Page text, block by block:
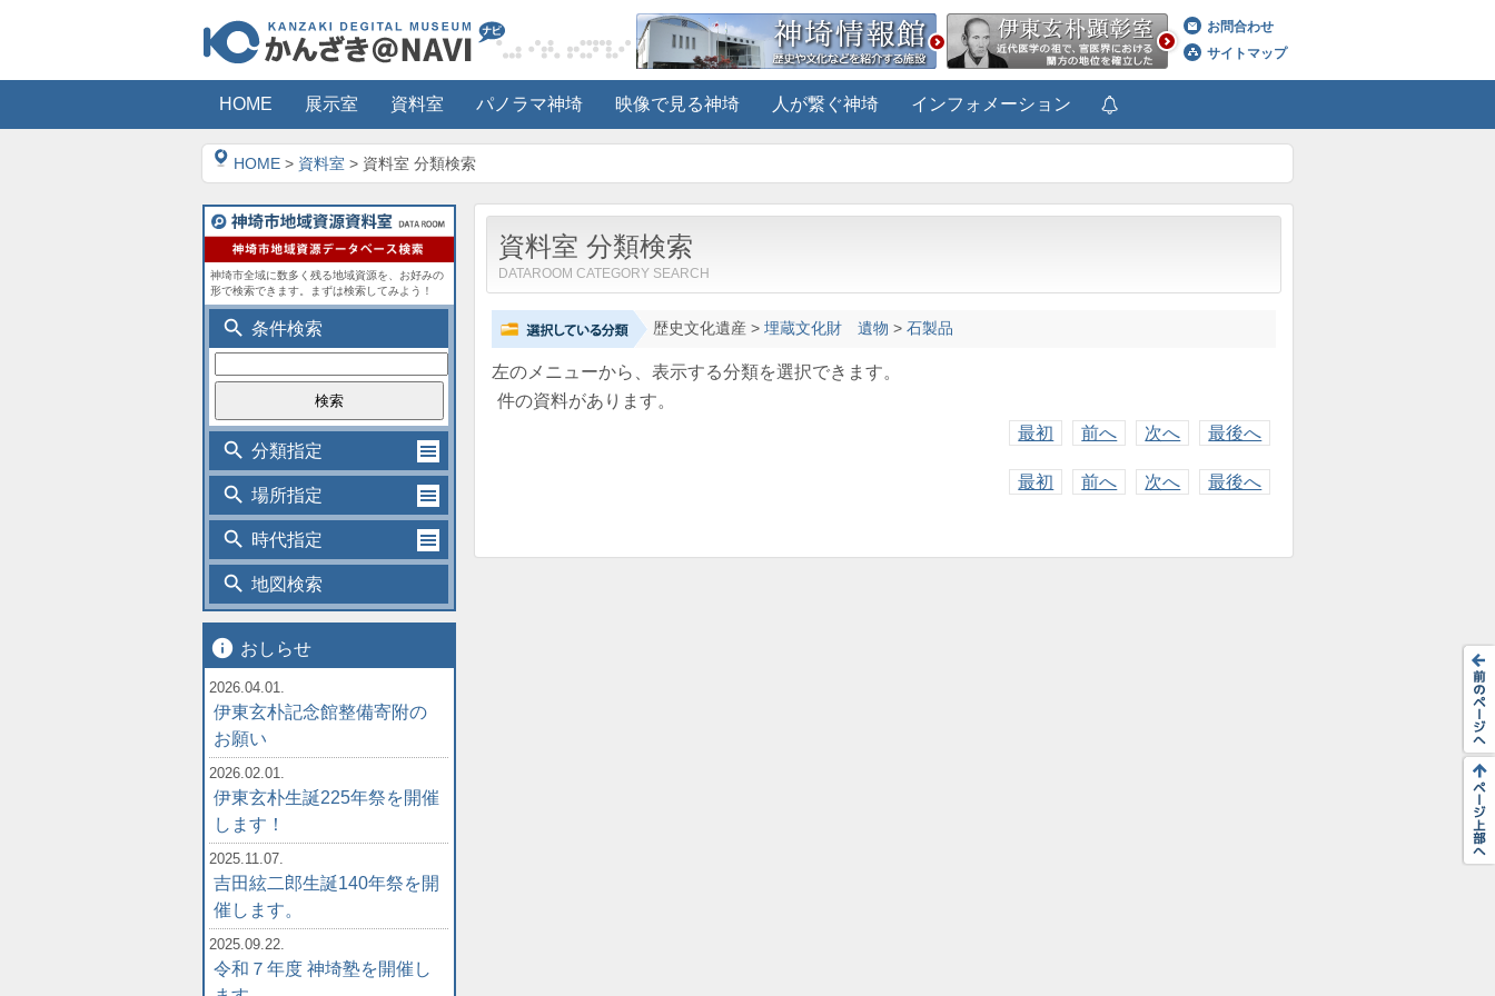
お問合わせ
サイトマップ
HOME 展示室 資料室 パノラマ神埼 映像で見る神埼 人が繋ぐ神埼 インフォメーション
HOME > 資料室 > 資料室 分類検索
資料室 分類検索
DATAROOM CATEGORY SEARCH
歴史文化遺産> 埋蔵文化財 遺物 > 石製品
左のメニューから、表示する分類を選択できます。
件の資料があります。
最初
前へ 次へ 最後へ
最初 前へ 次へ 最後へ
神埼市全域に数多く残る地域資源を、お好みの
形で検索できます。まずは検索してみよう！
search 条件検索
search 分類指定
search 場所指定
search 時代指定
search 地図検索
info おしらせ
2026.04.01.
伊東玄朴記念館整備寄附の
お願い
2026.02.01.
伊東玄朴生誕225年祭を開催
します！
2025.11.07.
吉田絃二郎生誕140年祭を開
催します。
2025.09.22.
令和７年度 神埼塾を開催し